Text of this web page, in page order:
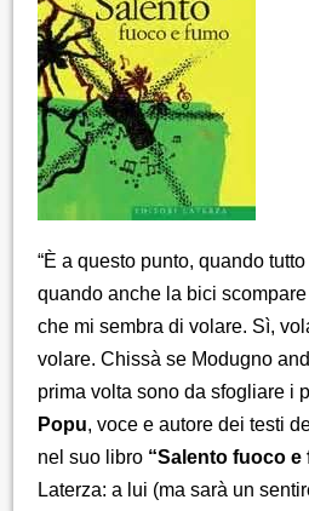
“È a questo punto, quando
quando anche la bici
che mi sembra di volare. Sì,
volare. Chissà se Modugno
prima volta sono da sfogliare i
Popu, voce e autore dei testi
nel suo libro “Salento fuoco e
Laterza: a lui (ma sarà un